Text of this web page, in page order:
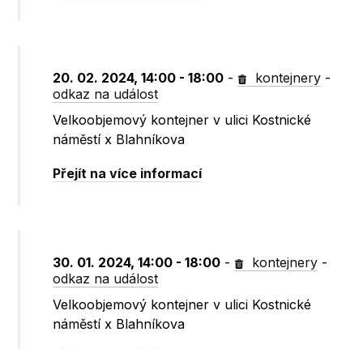
20. 02. 2024, 14:00 - 18:00 - kontejnery -
odkaz na událost
Velkoobjemový kontejner v ulici Kostnické
náměstí x Blahníkova
Přejít na více informací
30. 01. 2024, 14:00 - 18:00 - kontejnery -
odkaz na událost
Velkoobjemový kontejner v ulici Kostnické
náměstí x Blahníkova